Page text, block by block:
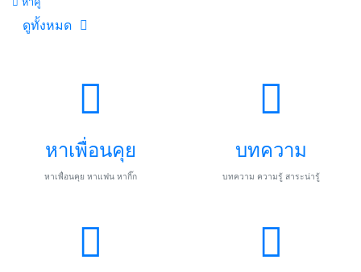
ดูทั้งหมด
หาเพื่อนคุย
หาเพื่อนคุย หาแฟน หากิ๊ก
บทความ
บทความ ความรู้ สาระน่ารู้